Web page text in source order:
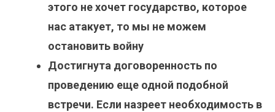
этого не хочет государство, которое
нас атакует, то мы не можем
остановить войну
Достигнута договоренность по
проведению еще одной подобной
встречи. Если назреет необходимость в